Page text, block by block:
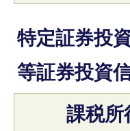
特定証券投
等証券投資信
課税所